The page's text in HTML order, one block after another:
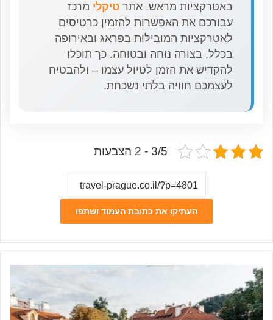
באטרקציות מראש. אתר טיקלי מרכז
עבורכם את האפשרות להזמין כרטיסים
לאטרקציות המובילות בפראג ובאירופה
בכלל, בצורה נוחה ובטוחה. כך תוכלו
להקדיש את הזמן לטיול עצמו – ולהבטיח
לעצמכם חוויה בלתי נשכחת.
3/5 - 2 הצבעות
העתיקו את כתובת העמוד ושתפו
האי
קמפה
בפראג
–